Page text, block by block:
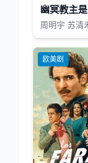
幽冥教主
周明宇 苏清
欧美剧